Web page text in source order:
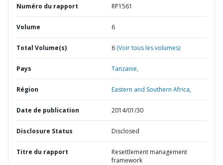
Numéro du rapport RP1561
Volume 6
Total Volume(s) 6 (Voir tous les volumes)
Pays Tanzanie,
Région Eastern and Southern Africa,
Date de publication 2014/01/30
Disclosure Status Disclosed
Titre du rapport
Resettlement management
framework